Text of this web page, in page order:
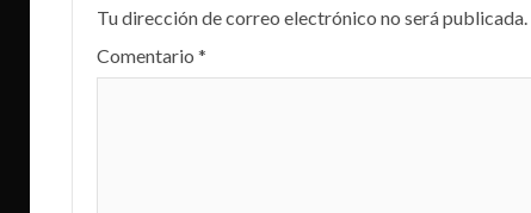
Tu dirección de correo electrónico no será publicada.
Comentario *